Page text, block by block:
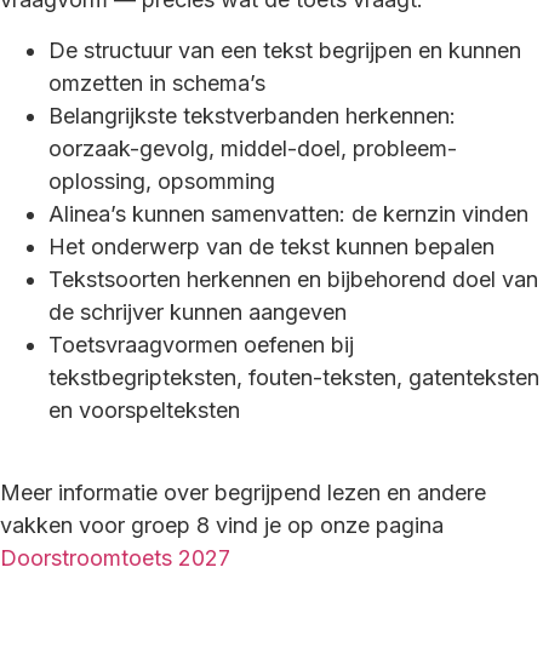
De structuur van een tekst begrijpen en kunnen
omzetten in schema’s
Belangrijkste tekstverbanden herkennen:
oorzaak-gevolg, middel-doel, probleem-
oplossing, opsomming
Alinea’s kunnen samenvatten: de kernzin vinden
Het onderwerp van de tekst kunnen bepalen
Tekstsoorten herkennen en bijbehorend doel van
de schrijver kunnen aangeven
Toetsvraagvormen oefenen bij
tekstbegripteksten, fouten-teksten, gatenteksten
en voorspelteksten
Meer informatie over begrijpend lezen en andere
vakken voor groep 8 vind je op onze pagina
Doorstroomtoets 2027